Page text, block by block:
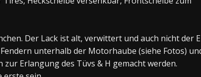
Der Lack ist alt, verwittert und auch nicht der
unterhalb der Motorhaube (siehe Fotos)
Erlangung des Tüvs & H gemacht werden.